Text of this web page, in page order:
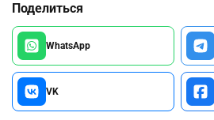
Поделиться
WhatsApp
VK